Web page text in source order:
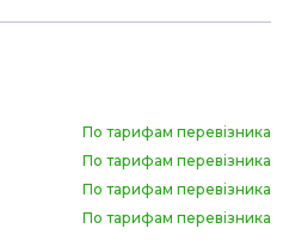
По тарифам перевізника
По тарифам перевізника
По тарифам перевізника
По тарифам перевізника